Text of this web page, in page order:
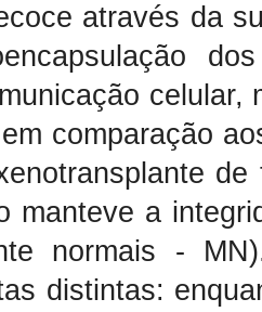
através da
comparação
manteve a
normais -
distintas: